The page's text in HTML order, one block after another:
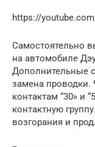
https://
Самостоятельно
на автомобиле
Дополнительные
замена проводки.
контактам “30» и
контактную
возгорания и